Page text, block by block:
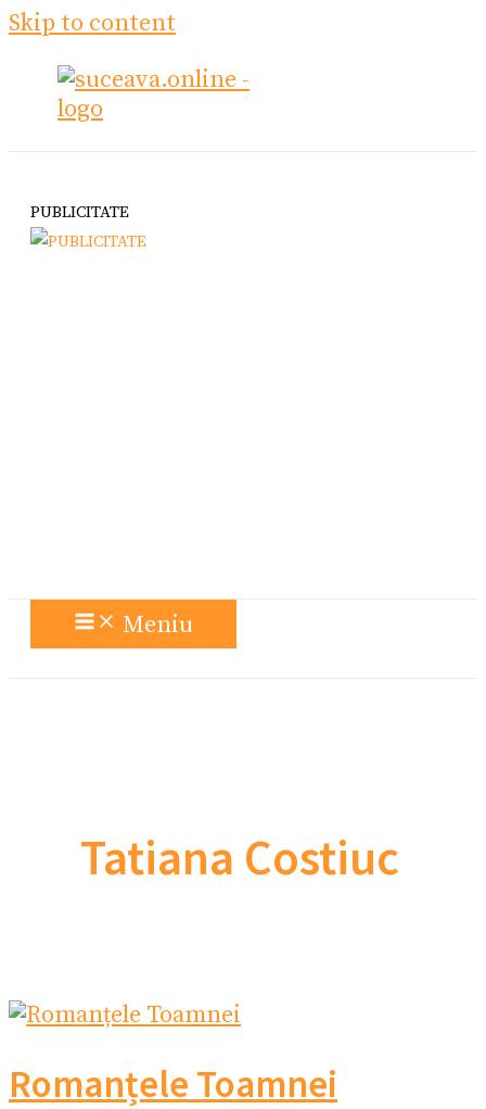
Skip to content
PUBLICITATE
Meniu
Tatiana Costiuc
Romanțele Toamnei